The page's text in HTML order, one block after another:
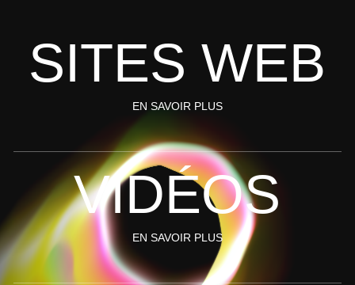
WEB
SITES WEB
EN SAVOIR PLUS
VIDÉOS
VIDÉOS
EN SAVOIR PLUS